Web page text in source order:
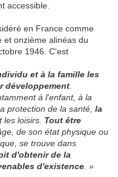
accessible.
en France comme
et onzième alinéas du
1946. C'est
et à la famille les
développement
à l'enfant, à la
protection de la santé, la
les loisirs. Tout être
de son état physique ou
se trouve dans
d'obtenir de la
d'existence . »